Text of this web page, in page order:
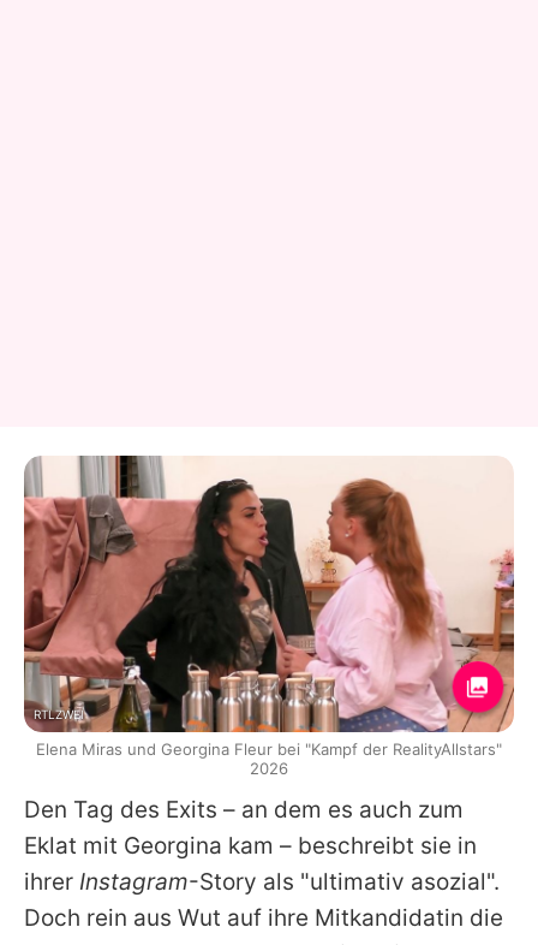
Den Tag des Exits – an dem es auch zum
Eklat mit Georgina kam – beschreibt sie in
ihrer Instagram-Story als "ultimativ asozial".
Doch rein aus Wut auf ihre Mitkandidatin die
RTLZWEI
Elena Miras und Georgina Fleur bei "Kampf der RealityAllstars"
2026